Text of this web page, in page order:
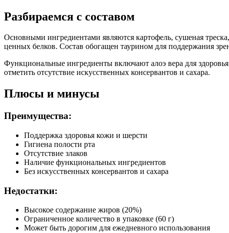
Дополнительные ингредиенты
Пищевая ценность
Белок (%)
25
Клетчатка (%)
1.5
Калорийность (ккал/100г)
Разбираемся с составом
Основными ингредиентами являются картофель, сушеная
ценных белков. Состав обогащен таурином для поддержания
Функциональные ингредиенты включают алоэ вера для
отметить отсутствие искусственных консервантов и сахара.
Плюсы и минусы
Преимущества:
Поддержка здоровья кожи и шерсти
Гигиена полости рта
Отсутствие злаков
Наличие функциональных ингредиентов
Без искусственных консервантов и сахара
Недостатки:
Высокое содержание жиров (20%)
Ограниченное количество в упаковке (60 г)
Может быть дорогим для ежедневного использования